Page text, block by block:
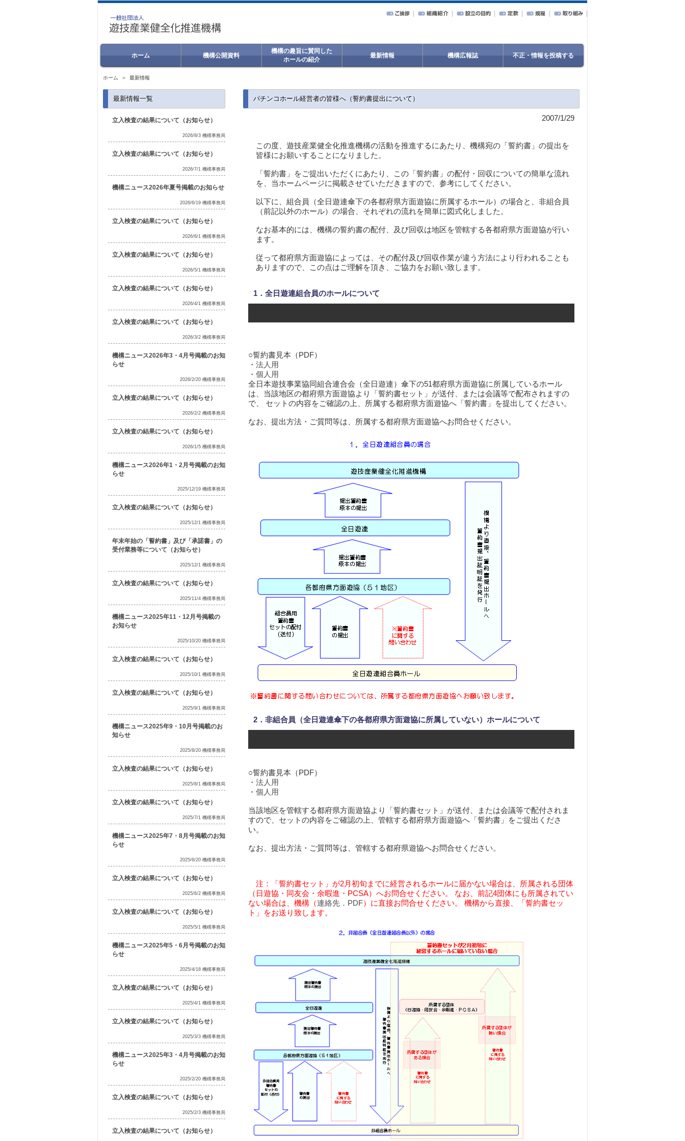
ホーム 機構公開資料
機構の趣旨に賛同した
ホールの紹介
最新情報 機構広報誌 不正・情報を投稿する
ホーム ＞ 最新情報
パチンコホール経営者の皆様へ（誓約書提出について）
2007/1/29
この度、遊技産業健全化推進機構の活動を推進するにあたり、機構宛の「誓約書」の提出を
皆様にお願いすることになりました。
「誓約書」をご提出いただくにあたり、この「誓約書」の配付・回収についての簡単な流れ
を、当ホームページに掲載させていただきますので、参考にしてください。
以下に、組合員（全日遊連傘下の各都府県方面遊協に所属するホール）の場合と、非組合員
（前記以外のホール）の場合、それぞれの流れを簡単に図式化しました。
なお基本的には、機構の誓約書の配付、及び回収は地区を管轄する各都府県方面遊協が行い
ます。
従って都府県方面遊協によっては、その配付及び回収作業が違う方法により行われることも
ありますので、この点はご理解を頂き、ご協力をお願い致します。
1．全日遊連組合員のホールについて
○誓約書見本（PDF）
・ 法人用
・ 個人用
全日本遊技事業協同組合連合会（全日遊連）傘下の51都府県方面遊協に所属しているホール
は、当該地区の都府県方面遊協より「誓約書セット」が送付、または会議等で配布されますの
で、 セットの内容をご確認の上、所属する都府県方面遊協へ「誓約書」を提出してください。
なお、提出方法・ご質問等は、所属する都府県方面遊協へお問合せください。
2．非組合員（全日遊連傘下の各都府県方面遊協に所属していない）ホールについて
○誓約書見本（PDF）
・ 法人用
・ 個人用
当該地区を管轄する都府県方面遊協より「誓約書セット」が送付、または会議等で配付されま
すので、セットの内容をご確認の上、管轄する都府県方面遊協へ「誓約書」をご提出くださ
い。
なお、提出方法・ご質問等は、管轄する都府県遊協へお問合せください。
注：「誓約書セット」が2月初旬までに経営されるホールに届かない場合は、所属される団体
（日遊協・同友会・余暇進・PCSA）へお問合せください。 なお、前記4団体にも所属されてい
ない場合は、機構（連絡先．PDF）に直接お問合せください。 機構から直接、「誓約書セッ
ト」をお送り致します。
最新情報一覧
立入検査の結果について（お知らせ）
2026/8/3 機構事務局
立入検査の結果について（お知らせ）
2026/7/1 機構事務局
機構ニュース2026年夏号掲載のお知らせ
2026/6/19 機構事務局
立入検査の結果について（お知らせ）
2026/6/1 機構事務局
立入検査の結果について（お知らせ）
2026/5/1 機構事務局
立入検査の結果について（お知らせ）
2026/4/1 機構事務局
立入検査の結果について（お知らせ）
2026/3/2 機構事務局
機構ニュース2026年3・4月号掲載のお知
らせ
2026/2/20 機構事務局
立入検査の結果について（お知らせ）
2026/2/2 機構事務局
立入検査の結果について（お知らせ）
2026/1/5 機構事務局
機構ニュース2026年1・2月号掲載のお知
らせ
2025/12/19 機構事務局
立入検査の結果について（お知らせ）
2025/12/1 機構事務局
年末年始の「誓約書」及び「承諾書」の
受付業務等について（お知らせ）
2025/12/1 機構事務局
立入検査の結果について（お知らせ）
2025/11/4 機構事務局
機構ニュース2025年11・12月号掲載の
お知らせ
2025/10/20 機構事務局
立入検査の結果について（お知らせ）
2025/10/1 機構事務局
立入検査の結果について（お知らせ）
2025/9/1 機構事務局
機構ニュース2025年9・10月号掲載のお
知らせ
2025/8/20 機構事務局
立入検査の結果について（お知らせ）
2025/8/1 機構事務局
立入検査の結果について（お知らせ）
2025/7/1 機構事務局
機構ニュース2025年7・8月号掲載のお知
らせ
2025/6/20 機構事務局
立入検査の結果について（お知らせ）
2025/6/2 機構事務局
立入検査の結果について（お知らせ）
2025/5/1 機構事務局
機構ニュース2025年5・6月号掲載のお知
らせ
2025/4/18 機構事務局
立入検査の結果について（お知らせ）
2025/4/1 機構事務局
立入検査の結果について（お知らせ）
2025/3/3 機構事務局
機構ニュース2025年3・4月号掲載のお知
らせ
2025/2/20 機構事務局
立入検査の結果について（お知らせ）
2025/2/3 機構事務局
立入検査の結果について（お知らせ）